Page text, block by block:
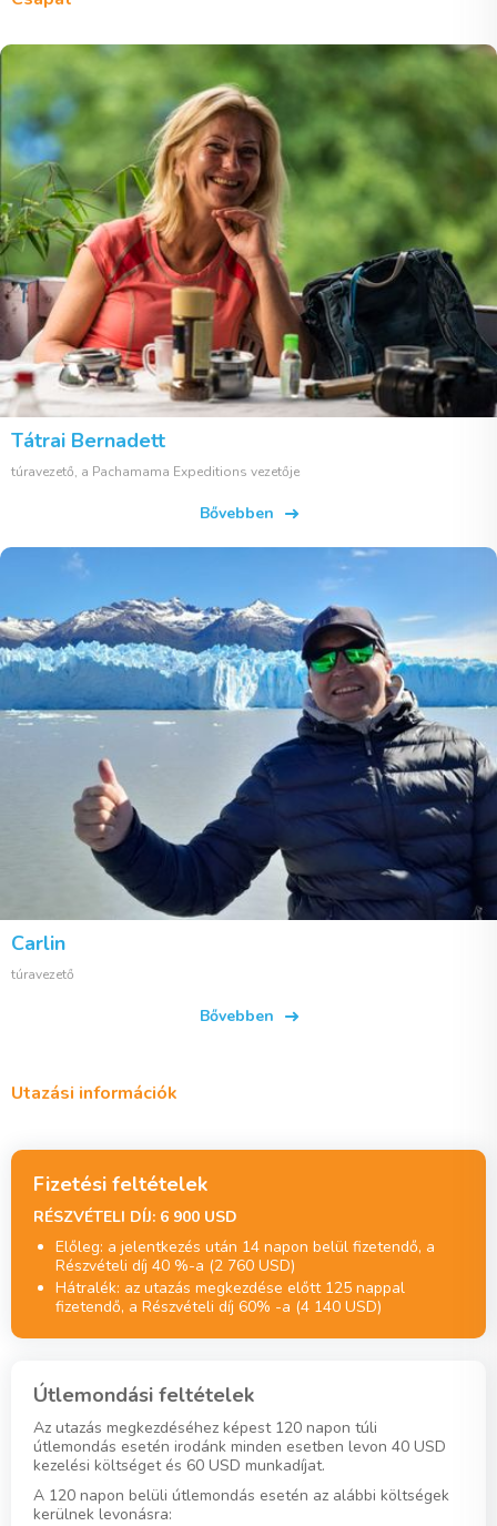
Tátrai Bernadett
túravezető, a Pachamama Expeditions vezetője
Bővebben
Carlin
túravezető
Bővebben
Utazási információk
Fizetési feltételek
RÉSZVÉTELI DÍJ: 6 900 USD
Előleg: a jelentkezés után 14 napon belül fizetendő, a
Részvételi díj 40 %-a (2 760 USD)
Hátralék: az utazás megkezdése előtt 125 nappal
fizetendő, a Részvételi díj 60% -a (4 140 USD)
Útlemondási feltételek
Az utazás megkezdéséhez képest 120 napon túli
útlemondás esetén irodánk minden esetben levon 40 USD
kezelési költséget és 60 USD munkadíjat.
A 120 napon belüli útlemondás esetén az alábbi költségek
kerülnek levonásra: